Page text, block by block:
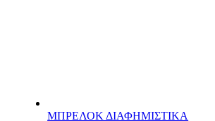
ΜΠΡΕΛΟΚ ΔΙΑΦΗΜΙΣΤΙΚΑ